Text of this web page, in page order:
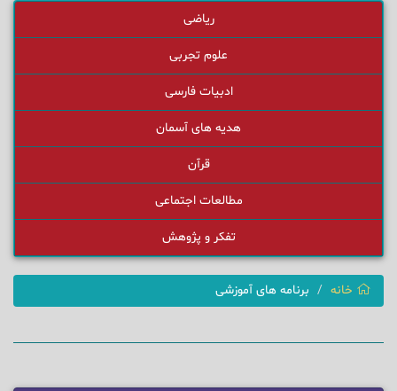
ریاضی
علوم تجربی
ادبیات فارسی
هدیه های آسمان
قرآن
مطالعات اجتماعی
تفکر و پژوهش
خانه برنامه های آموزشی